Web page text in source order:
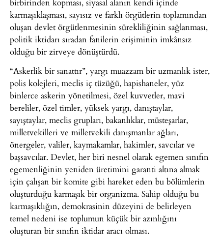
karmaşıklaşması, sayısız ve farklı örgütlerin toplamından
oluşan devlet örgütlenmesinin sürekliliğinin sağlanması,
politik iktidarı sıradan fanilerin erişiminin imkânsız
olduğu bir zirveye dönüştürdü.
“Askerlik bir sanattır”, yargı muazzam bir uzmanlık ister,
polis kolejleri, meclis iç tüzüğü, hapishaneler, yüz
binlerce askerin yönetilmesi, özel kuvvetler, mavi
bereliler, özel timler, yüksek yargı, danıştaylar,
sayıştaylar, meclis grupları, bakanlıklar, müsteşarlar,
milletvekilleri ve milletvekili danışmanlar ağları,
önergeler, valiler, kaymakamlar, hakimler, savcılar ve
başsavcılar. Devlet, her biri nesnel olarak egemen sınıfın
egemenliğinin yeniden üretimini garanti altına almak
için çalışan bir komite gibi hareket eden bu bölümlerin
oluşturduğu karmaşık bir organizma. Sahip olduğu bu
karmaşıklığın, demokrasinin düzeyini de belirleyen
temel nedeni ise toplumun küçük bir azınlığını
oluşturan bir sınıfın iktidar aracı olması.